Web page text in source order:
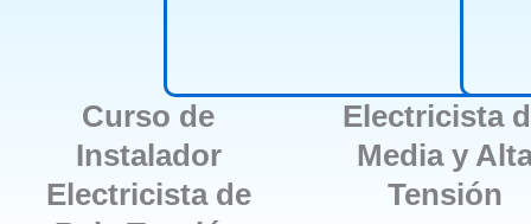
Curso de
Instalador
Electricista de
Electricista
Media y
Tensión